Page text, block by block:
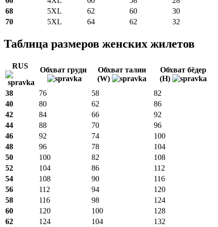
68
5XL 62 60
30
70
5XL 64 62 32
Таблица размеров женских жилетов
RUS Обхват груди
Обхват талии
(W)
Обхват бёдер
(H)
38
76 58
82
40
80 62
86
42
84 66
92
44
88 70
96
46
92 74
100
48
96 78
104
50
100 82
108
52
104 86
112
54
108 90
116
56
112 94
120
58
116 98
124
60
120 100
128
62
124 104
132